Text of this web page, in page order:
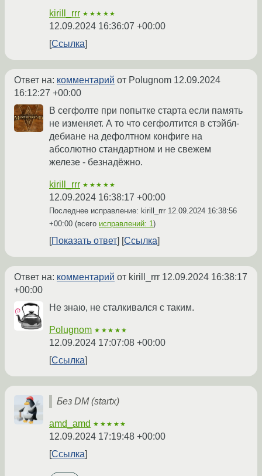
kirill_rrr ★★★★★
12.09.2024 16:36:07 +00:00
Ссылка
Ответ на: комментарий от Polugnom 12.09.2024
16:12:27 +00:00
В сегфолте при попытке старта если память
не изменяет. А то что сегфолтится в стэйбл-
дебиане на дефолтном конфиге на
абсолютно стандартном и не свежем
железе - безнадёжно.
kirill_rrr ★★★★★
12.09.2024 16:38:17 +00:00
Последнее исправление: kirill_rrr 12.09.2024 16:38:56
+00:00 (всего исправлений: 1)
Показать ответ Ссылка
Ответ на: комментарий от kirill_rrr 12.09.2024 16:38:17
+00:00
Не знаю, не сталкивался с таким.
Polugnom ★★★★★
12.09.2024 17:07:08 +00:00
Ссылка
Без DM (startx)
amd_amd ★★★★★
12.09.2024 17:19:48 +00:00
Ссылка